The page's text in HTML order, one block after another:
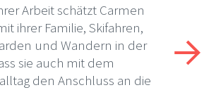
Arbeit schätzt Carmen
ihrer Familie, Skifahren,
und Wandern in der
sie auch mit dem
den Anschluss an die